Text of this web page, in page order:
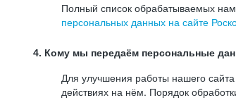
Полный список обрабатываемых
персональных данных на сайте
4. Кому мы передаём персональные
Для улучшения работы нашего
действиях на нём. Порядок